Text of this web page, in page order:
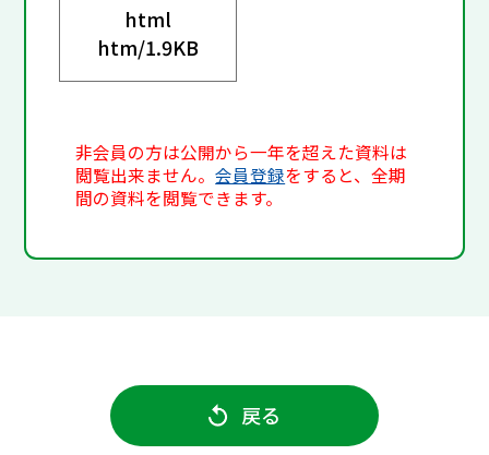
html
htm/1.9KB
非会員の方は公開から一年を超えた資料は
閲覧出来ません。会員登録をすると、全期
間の資料を閲覧できます。
戻る